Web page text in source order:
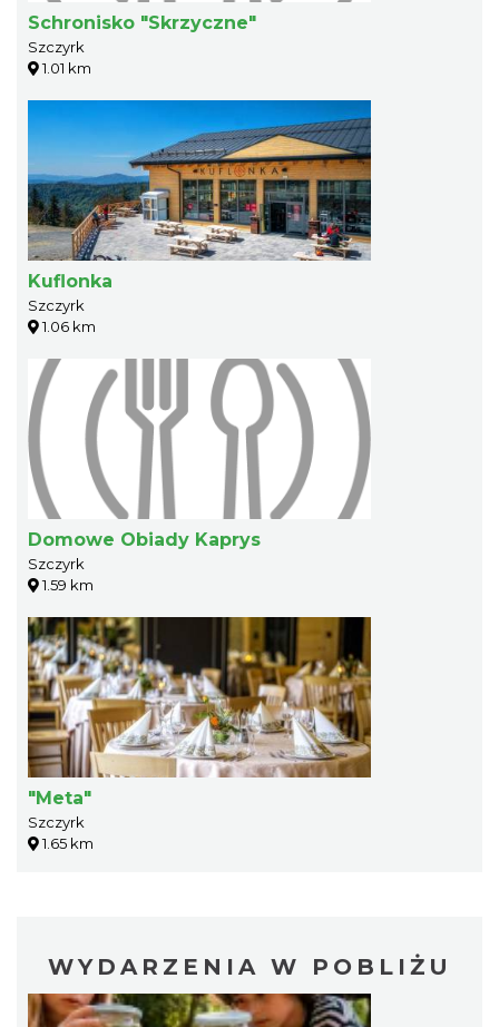
Schronisko "Skrzyczne"
Szczyrk
1.01 km
Kuflonka
Szczyrk
1.06 km
Domowe Obiady Kaprys
Szczyrk
1.59 km
"Meta"
Szczyrk
1.65 km
WYDARZENIA W POBLIŻU